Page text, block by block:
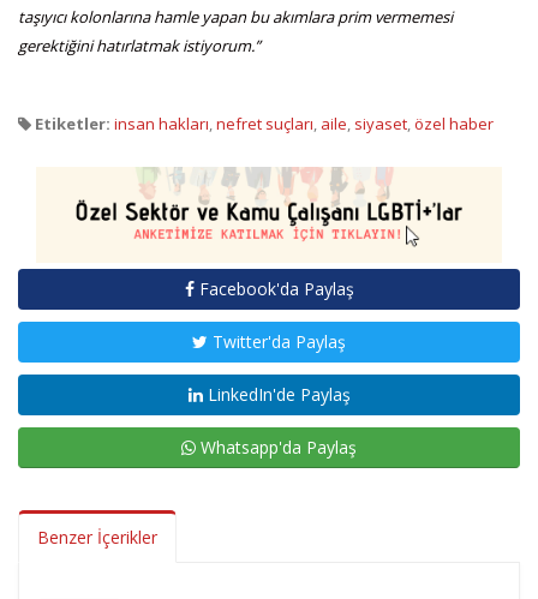
taşıyıcı kolonlarına hamle yapan bu akımlara prim vermemesi
gerektiğini hatırlatmak istiyorum.”
Etiketler: insan hakları,nefret suçları, aile, siyaset,özel haber
Facebook'da Paylaş
Twitter'da Paylaş
LinkedIn'de Paylaş
Whatsapp'da Paylaş
Benzer İçerikler